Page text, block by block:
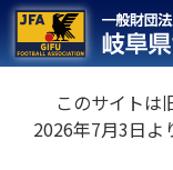
このサイトは
2026年7月3日よ